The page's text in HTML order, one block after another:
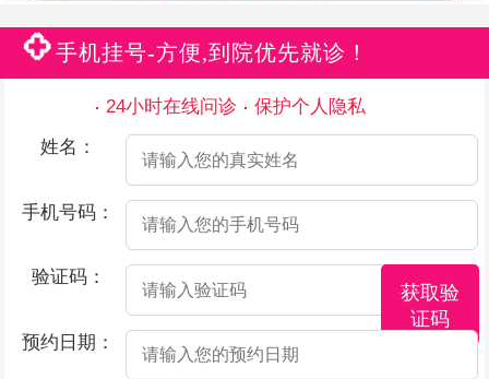
手机挂号-方便,到院优先就诊！
24小时在线问诊
保护个人隐私
姓名：
手机号码：
验证码：
获取验
证码
预约日期：